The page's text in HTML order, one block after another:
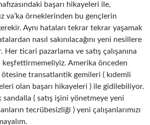
başarı hikayeleri ile,
va’ka örneklerinden bu gençlerin
Aynı hataları tekrar tekrar yaşamak
nasıl sakınılacağını yeni nesillere
ticari pazarlama ve satış çalışanına
keşfettirmemeliyiz. Amerika önceden
transatlantik gemileri ( kıdemli
olan başarı hikayeleri ) ile gidilebiliyor.
( satış işini yönetmeye yeni
tecrübesizliği ) yeni çalışanlarımızı